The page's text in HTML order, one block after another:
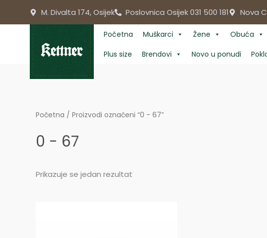
M. Divalta 174, Osijek Poslovnica Osijek 031 500 181 Nova
Početna Muškarci Žene Obuća
Plus size
Brendovi Novo u ponudi
Početna / Proizvodi označeni “0 - 67”
0 - 67
Prikazuje se jedan rezultat